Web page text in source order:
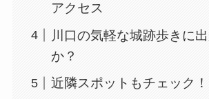
アクセス
川口の気軽な城跡歩きに
か？
近隣スポットもチェック！